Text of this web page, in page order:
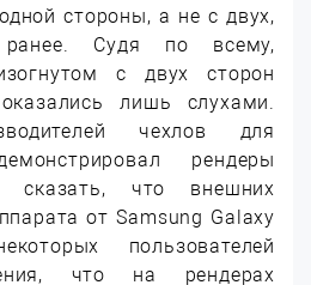
стороны, а не с двух,
ранее. Судя по всему,
с двух сторон
лишь слухами.
чехлов для
рендеры
сказать, что внешних
от Samsung Galaxy
пользователей
что на рендерах